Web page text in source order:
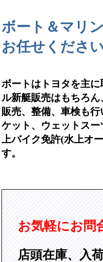
ボート＆マリ
お任せくださ
ボートはトヨタを主
ル新艇販売はもちろ
販売、整備、車検も
ケット、ウェットス
上バイク免許(水上オ
す。
お気軽にお問
店頭在庫、入